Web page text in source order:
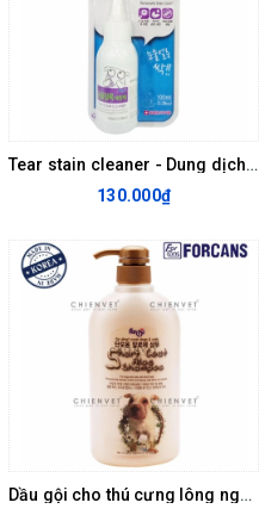
Tear stain cleaner - Dung dịch làm sạch khoé mắt cho thú cưng Forcans 100ml
130.000₫
Dầu gội cho thú cưng lông ngắn chiết xuất nha đam